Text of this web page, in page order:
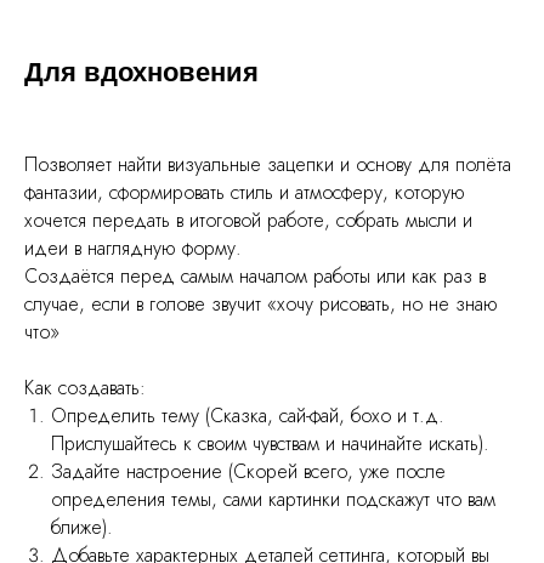
Для вдохновения
Позволяет найти визуальные зацепки и основу для полёта
фантазии, сформировать стиль и атмосферу, которую
хочется передать в итоговой работе, собрать мысли и
идеи в наглядную форму.
Создаётся перед самым началом работы или как раз в
случае, если в голове звучит «хочу рисовать, но не знаю
что»
Как создавать:
Определить тему (Сказка, сай-фай, бохо и т.д.
Прислушайтесь к своим чувствам и начинайте искать).
Задайте настроение (Скорей всего, уже после
определения темы, сами картинки подскажут что вам
ближе).
Добавьте характерных деталей сеттинга, который вы